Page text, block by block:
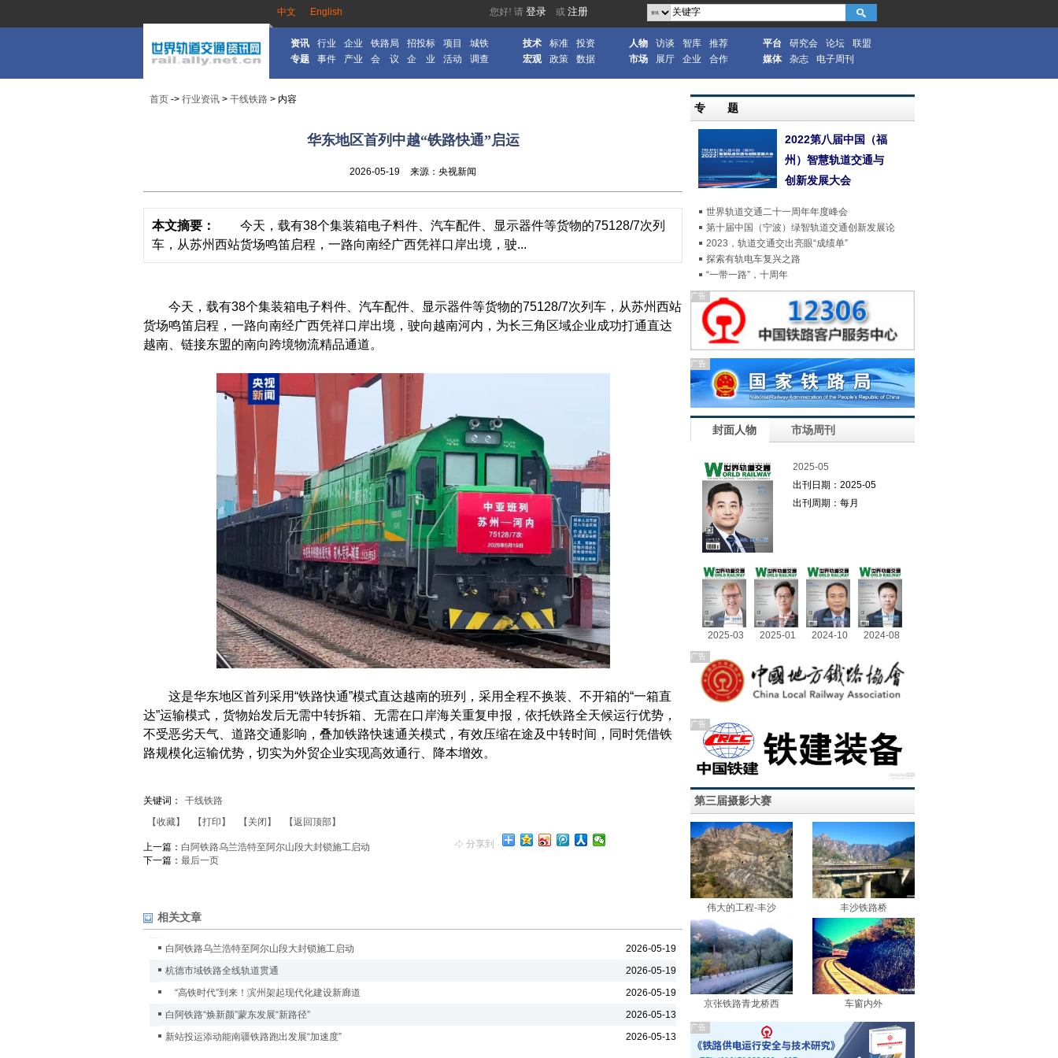
中文 English
资讯 行业 企业 铁路局 招投标 项目
城铁
专题
事件 产业 会 议 企 业 活动 调查
技术 标准
投资
宏观
政策 数据
人物 访谈 智库
推荐
市场
展厅 企业 合作
平台 研究会 论坛
联盟
媒体
杂志 电子周刊
首页 -> 行业资讯 > 干线铁路 > 内容
华东地区首列中越“铁路快通”启运
2026-05-19 来源：央视新闻
本文摘要：
今天，载有38个集装箱电子料件、汽车配件、显示器件等货物的75128/7次列
车，从苏州西站货场鸣笛启程，一路向南经广西凭祥口岸出境，驶...
今天，载有38个集装箱电子料件、汽车配件、显示器件等货物的75128/7次列车，从苏州西站
货场鸣笛启程，一路向南经广西凭祥口岸出境，驶向越南河内，为长三角区域企业成功打通直达
越南、链接东盟的南向跨境物流精品通道。
这是华东地区首列采用“铁路快通”模式直达越南的班列，采用全程不换装、不开箱的“一箱直
达”运输模式，货物始发后无需中转拆箱、无需在口岸海关重复申报，依托铁路全天候运行优势，
不受恶劣天气、道路交通影响，叠加铁路快速通关模式，有效压缩在途及中转时间，同时凭借铁
路规模化运输优势，切实为外贸企业实现高效通行、降本增效。
关键词：
干线铁路
【收藏】
【打印】 【关闭】
【返回顶部】
分享到
上一篇： 白阿铁路乌兰浩特至阿尔山段大封锁施工启动
下一篇： 最后一页
相关文章
白阿铁路乌兰浩特至阿尔山段大封锁施工启动
2026-05-19
杭德市域铁路全线轨道贯通
2026-05-19
“高铁时代”到来！滨州架起现代化建设新廊道
2026-05-19
白阿铁路“焕新颜”蒙东发展“新路径”
2026-05-13
新站投运添动能南疆铁路跑出发展“加速度”
2026-05-13
专 题
2022第八届中国（福
州）智慧轨道交通与
创新发展大会
世界轨道交通二十一周年年度峰会
第十届中国（宁波）绿智轨道交通创新发展论
2023，轨道交通交出亮眼“成绩单”
探索有轨电车复兴之路
“一带一路”，十周年
广告
广告
封面人物 市场周刊
2025-05
出刊日期：2025-05
出刊周期：每月
2025-03 2025-01 2024-10 2024-08
广告
广告
第三届摄影大赛
伟大的工程-丰沙 丰沙铁路桥
京张铁路青龙桥西 车窗内外
广告